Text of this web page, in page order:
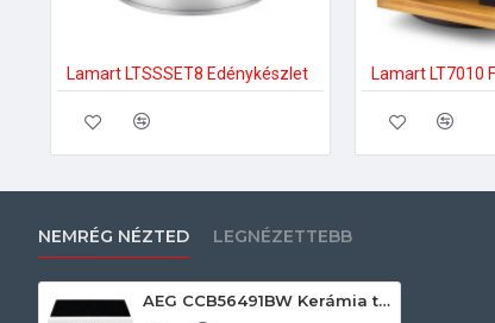
Lamart LTSSSET8 Edénykészlet
NEMRÉG NÉZTED LEGNÉZETTEBB
AEG CCB56491BW Kerámia tűzhely